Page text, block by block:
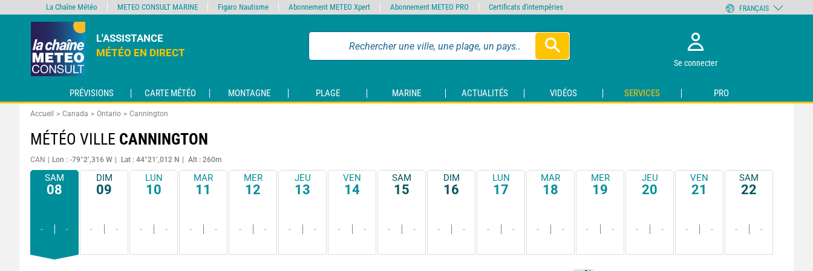
L'ASSISTANCE
MÉTÉO EN DIRECT
Se connecter
PRÉVISIONS CARTE MÉTÉO MONTAGNE PLAGE MARINE ACTUALITÉS VIDÉOS SERVICES PRO
Accueil Canada Ontario Cannington
MÉTÉO VILLE CANNINGTON
CAN Lon : -79°2’,316 W Lat : 44°21’,012 N Alt : 260m
SAM
08
- -
DIM
09
- -
LUN
10
- -
MAR
11
- -
MER
12
- -
JEU
13
- -
VEN
14
- -
SAM
15
- -
DIM
16
- -
LUN
17
- -
MAR
18
- -
MER
19
- -
JEU
20
- -
VEN
21
- -
SAM
22
- -
La Chaîne Météo METEO CONSULT MARINE Figaro Nautisme Abonnement METEO Xpert Abonnement METEO PRO Certificats d'intempéries FRANÇAIS